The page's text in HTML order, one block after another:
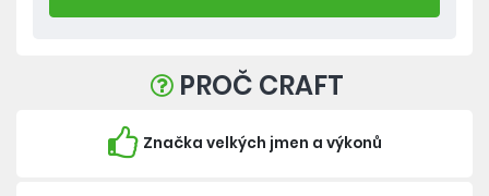
PROČ CRAFT
Značka velkých jmen a výkonů